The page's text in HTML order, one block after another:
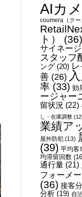
AIカ
coumera（クー
ト）
(36)
サイネージ
スタッフ
ング (20)
善 (26)
率 (33) 効
ージャー
留状況 (22)
し・在庫調整
業績ア
屋外防犯 (13)
(39) 平均客
均滞留回数
通行量 (21)
フォーメ
(36) 接客
分析 (19) 自